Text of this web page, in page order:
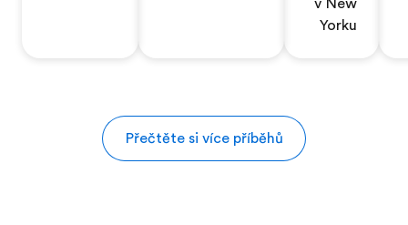
v New
Yorku
Přečtěte si více příběhů